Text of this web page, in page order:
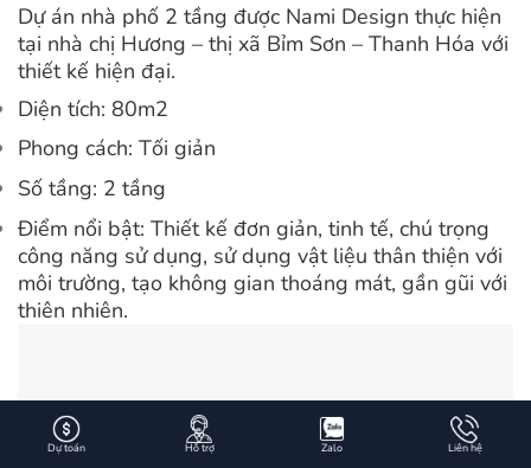
Dự toán Hỗ trợ Zalo Liên hệ
Dự án nhà phố 2 tầng được Nami Design thực hiện
tại nhà chị Hương – thị xã Bỉm Sơn – Thanh Hóa với
thiết kế hiện đại.
Diện tích: 80m2
Phong cách: Tối giản
Số tầng: 2 tầng
Điểm nổi bật: Thiết kế đơn giản, tinh tế, chú trọng
công năng sử dụng, sử dụng vật liệu thân thiện với
môi trường, tạo không gian thoáng mát, gần gũi với
thiên nhiên.